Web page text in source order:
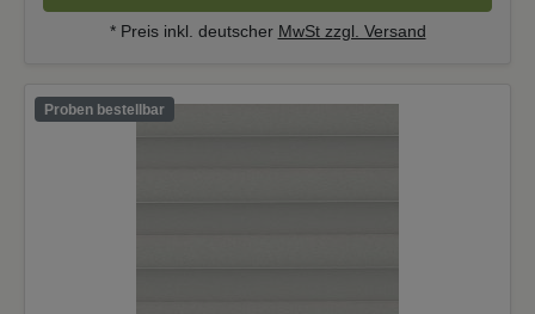
* Preis inkl. deutscher MwSt zzgl. Versand
Proben bestellbar